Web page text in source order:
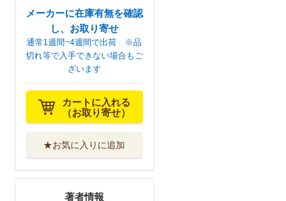
メーカーに在庫有無を確認
し、お取り寄せ
通常1週間~4週間で出荷 ※品
切れ等で入手できない場合もご
ざいます
カートに入れる
（お取り寄せ）
★お気に入りに追加
著者情報